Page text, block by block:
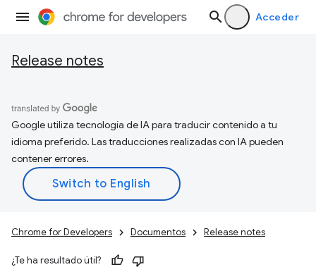
Acceder
Release notes
Google utiliza tecnología de IA para traducir contenido a tu
idioma preferido. Las traducciones realizadas con IA pueden
contener errores.
Chrome for Developers Documentos Release notes
¿Te ha resultado útil?